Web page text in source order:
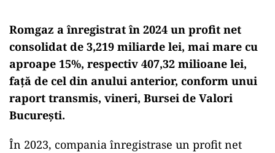
Romgaz a înregistrat în 2024 un profit net
consolidat de 3,219 miliarde lei, mai mare cu
aproape 15%, respectiv 407,32 milioane lei,
față de cel din anului anterior, conform unui
raport transmis, vineri, Bursei de Valori
București.
În 2023, compania înregistrase un profit net